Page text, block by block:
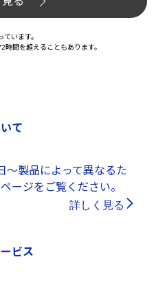
います。
間を超えることもあります。
て
～製品によって異なるた
ージをご覧ください。
詳しく見る
ビス